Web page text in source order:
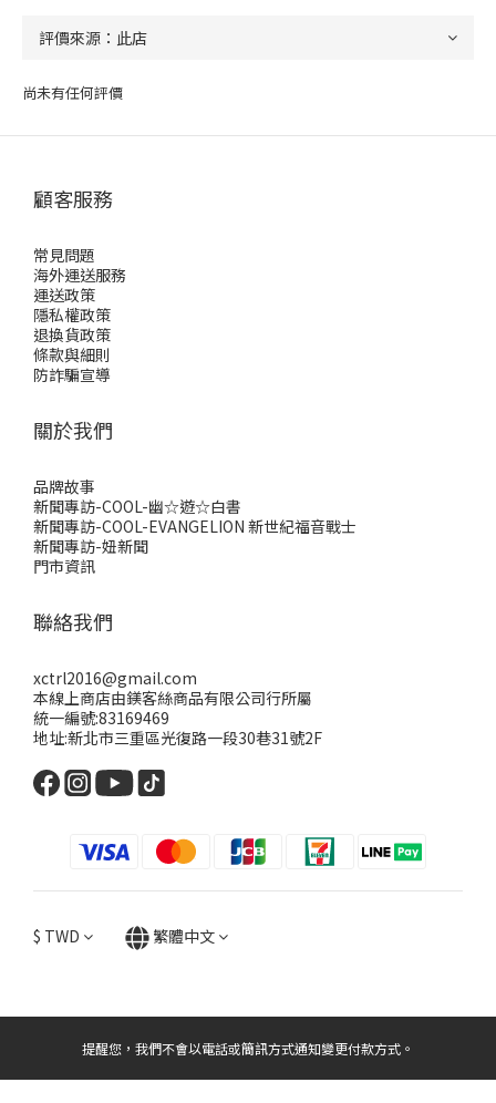
尚未有任何評價
顧客服務
常見問題
海外運送服務
運送政策
隱私權政策
退換貨政策
條款與細則
防詐騙宣導
關於我們
品牌故事
新聞專訪-COOL-幽☆遊☆白書
新聞專訪-COOL-EVANGELION 新世紀福音戰士
新聞專訪-妞新聞
門市資訊
聯絡我們
xctrl2016@gmail.com
本線上商店由鎂客絲商品有限公司行所屬
統一編號:83169469
地址:新北市三重區光復路一段30巷31號2F
$ TWD 繁體中文
提醒您，我們不會以電話或簡訊方式通知變更付款方式。